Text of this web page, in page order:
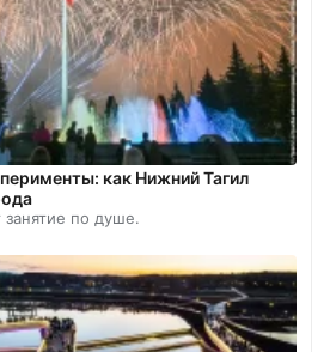
как Нижний Тагил
по душе.